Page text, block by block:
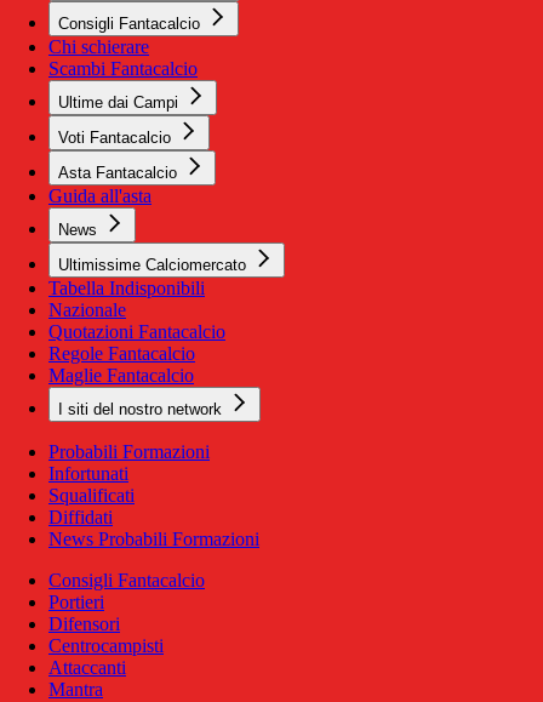
Consigli Fantacalcio
Chi schierare
Scambi Fantacalcio
Ultime dai Campi
Voti Fantacalcio
Asta Fantacalcio
Guida all'asta
News
Ultimissime Calciomercato
Tabella Indisponibili
Nazionale
Quotazioni Fantacalcio
Regole Fantacalcio
Maglie Fantacalcio
I siti del nostro network
Probabili Formazioni
Infortunati
Squalificati
Diffidati
News Probabili Formazioni
Consigli Fantacalcio
Portieri
Difensori
Centrocampisti
Attaccanti
Mantra